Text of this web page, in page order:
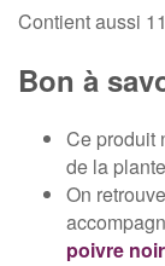
Contient aussi
Bon à
Ce produit
de la
On
poivre noir